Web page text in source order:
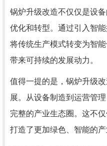
锅炉升级改造不仅仅是设
优化和转型。通过引入智
将传统生产模式转变为智
带来可持续的发展动力。
值得一提的是，锅炉升级
展。从设备制造到运营管
完整的产业生态圈。这不
打造了更加绿色、智能的产